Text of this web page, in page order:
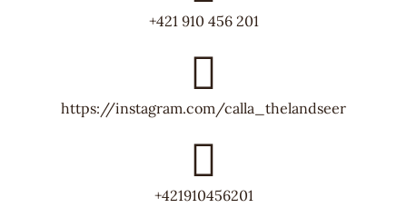
+421 910 456 201
https://instagram.com/calla_thelandseer
+421910456201